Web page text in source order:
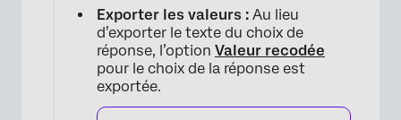
Exporter les valeurs : Au lieu
d’exporter le texte du choix de
réponse, l’option Valeur recodée
pour le choix de la réponse est
exportée.